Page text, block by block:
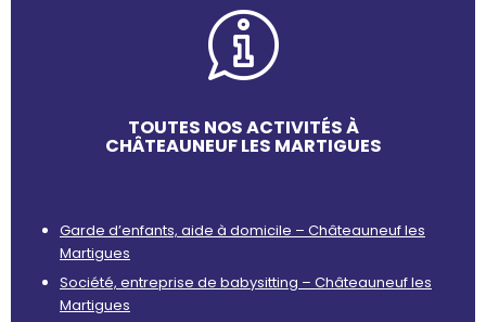
TOUTES NOS ACTIVITÉS À
CHÂTEAUNEUF LES MARTIGUES
Garde d’enfants, aide à domicile – Châteauneuf les
Martigues
Société, entreprise de babysitting – Châteauneuf les
Martigues